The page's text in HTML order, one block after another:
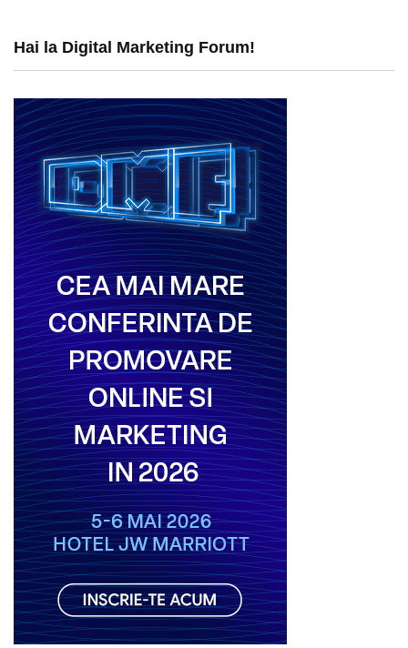
Hai la Digital Marketing Forum!